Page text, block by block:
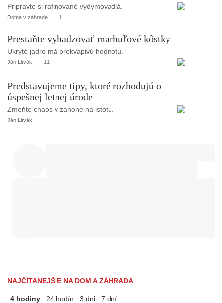
Pripravte si rafinované vydymovadlá.
Doma v záhrade 1
Prestaňte vyhadzovať marhuľové kôstky
Ukryté jadro má prekvapivú hodnotu.
Ján Litvák 11
Predstavujeme tipy, ktoré rozhodujú o
úspešnej letnej úrode
Zmeňte chaos v záhone na istotu.
Ján Litvák
NAJČÍTANEJŠIE NA DOM A ZÁHRADA
4 hodiny 24 hodín 3 dni 7 dní